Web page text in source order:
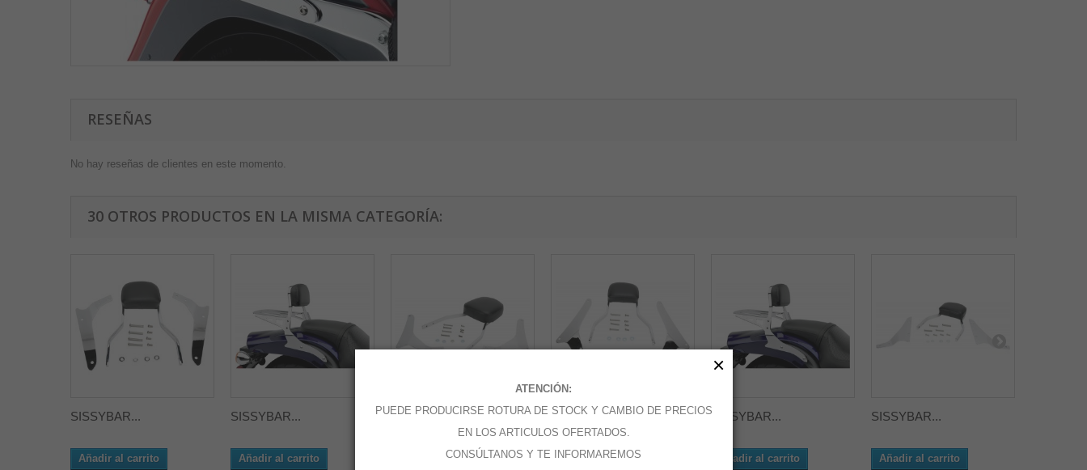
RESEÑAS
No hay reseñas de clientes en este momento.
30 OTROS PRODUCTOS EN LA MISMA CATEGORÍA:
SISSYBAR...
Añadir al carrito
SISSYBAR...
Añadir al carrito
SISSYBAR...
Añadir al carrito
SISSYBAR...
Añadir al carrito
SISSYBAR...
Añadir al carrito
SISSYBAR...
Añadir al carrito
ATENCIÓN:
PUEDE PRODUCIRSE ROTURA DE STOCK Y CAMBIO DE PRECIOS
EN LOS ARTICULOS OFERTADOS.
CONSÚLTANOS Y TE INFORMAREMOS
×